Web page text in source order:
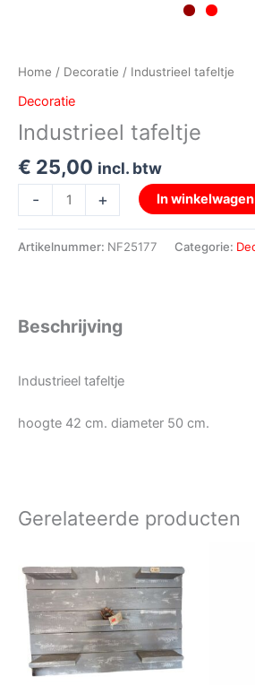
Home / Decoratie / Industrieel tafeltje
Decoratie
Industrieel tafeltje
€ 25,00 incl. btw
-
+ In winkelwagen
Artikelnummer: NF25177 Categorie:
Beschrijving
Industrieel tafeltje
hoogte 42 cm. diameter 50 cm.
Gerelateerde producten